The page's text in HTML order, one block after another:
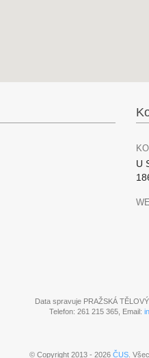
U
Data spravuje PRAŽSKÁ
Telefon: 261 215 365, Email:
© Copyright 2013 - 2026 ČUS.